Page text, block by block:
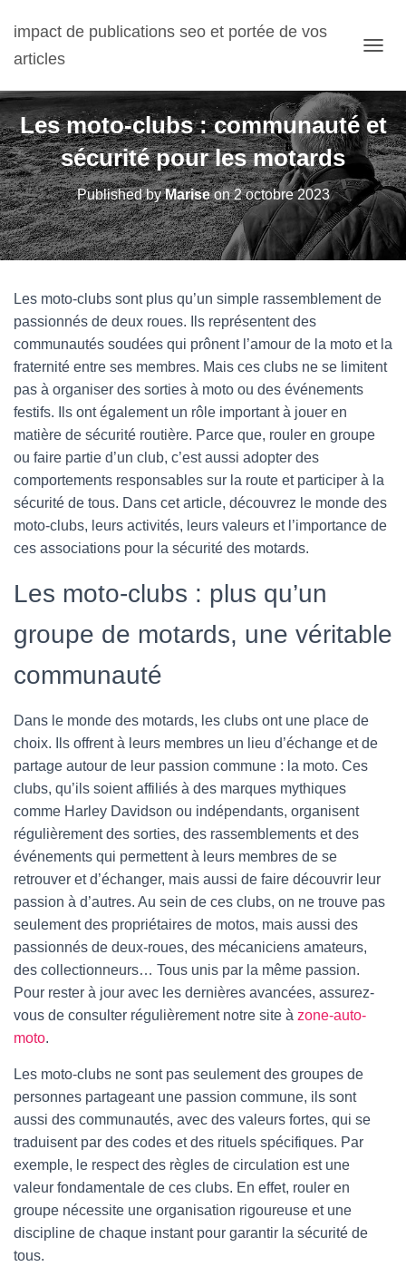
impact de publications seo et portée de vos
articles
Les moto-clubs : communauté et
sécurité pour les motards
Published byMariseon2 octobre 2023
Les moto-clubs sont plus qu’un simple rassemblement de
passionnés de deux roues. Ils représentent des
communautés soudées qui prônent l’amour de la moto et la
fraternité entre ses membres. Mais ces clubs ne se limitent
pas à organiser des sorties à moto ou des événements
festifs. Ils ont également un rôle important à jouer en
matière de sécurité routière. Parce que, rouler en groupe
ou faire partie d’un club, c’est aussi adopter des
comportements responsables sur la route et participer à la
sécurité de tous. Dans cet article, découvrez le monde des
moto-clubs, leurs activités, leurs valeurs et l’importance de
ces associations pour la sécurité des motards.
Les moto-clubs : plus qu’un
groupe de motards, une véritable
communauté
Dans le monde des motards, les clubs ont une place de
choix. Ils offrent à leurs membres un lieu d’échange et de
partage autour de leur passion commune : la moto. Ces
clubs, qu’ils soient affiliés à des marques mythiques
comme Harley Davidson ou indépendants, organisent
régulièrement des sorties, des rassemblements et des
événements qui permettent à leurs membres de se
retrouver et d’échanger, mais aussi de faire découvrir leur
passion à d’autres. Au sein de ces clubs, on ne trouve pas
seulement des propriétaires de motos, mais aussi des
passionnés de deux-roues, des mécaniciens amateurs,
des collectionneurs… Tous unis par la même passion.
Pour rester à jour avec les dernières avancées, assurez-
vous de consulter régulièrement notre site à zone-auto-
moto.
Les moto-clubs ne sont pas seulement des groupes de
personnes partageant une passion commune, ils sont
aussi des communautés, avec des valeurs fortes, qui se
traduisent par des codes et des rituels spécifiques. Par
exemple, le respect des règles de circulation est une
valeur fondamentale de ces clubs. En effet, rouler en
groupe nécessite une organisation rigoureuse et une
discipline de chaque instant pour garantir la sécurité de
tous.